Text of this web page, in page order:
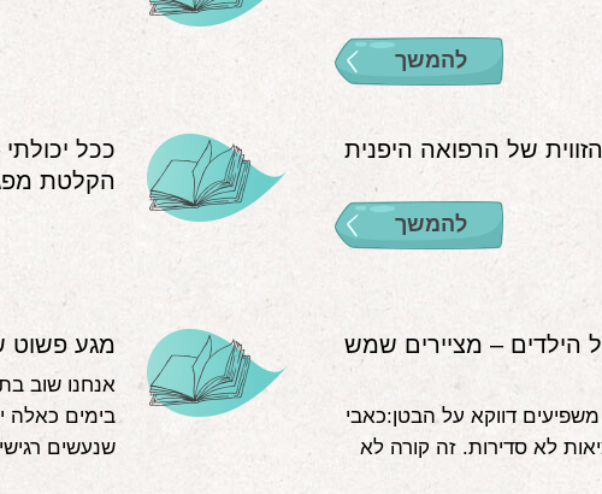
להמשך
של הרפואה היפנית
להמשך
ככל
הקלטת
– מציירים שמש
דווקא על הבטן:כאבי
לא סדירות. זה קורה לא
מגע פשוט
אנחנו שוב
בימים כאלה
שנעשים